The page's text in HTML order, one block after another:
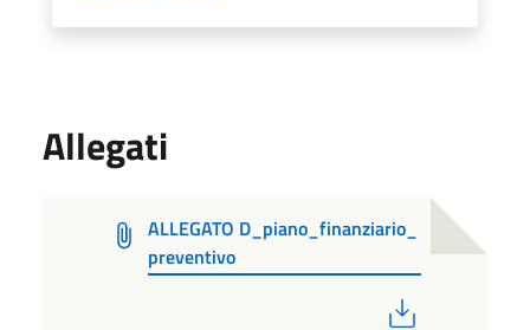
Allegati
ALLEGATO D_piano_finanziario_
preventivo